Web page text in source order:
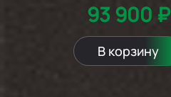
93 900 ₽
В корзину